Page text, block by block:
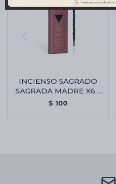
INCIENSO SAGRADO
SAGRADA MADRE X6 -
Amor Eterno
$ 100